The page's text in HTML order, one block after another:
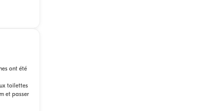
ont été
toilettes
et passer